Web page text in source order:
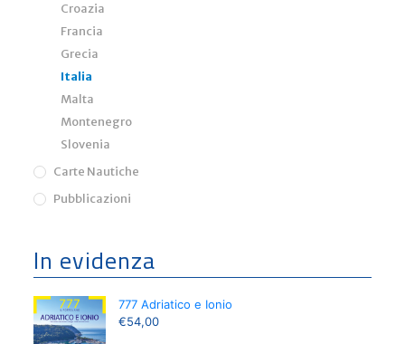
Croazia
Francia
Grecia
Italia
Malta
Montenegro
Slovenia
Carte Nautiche
Pubblicazioni
In evidenza
777 Adriatico e Ionio
€54,00